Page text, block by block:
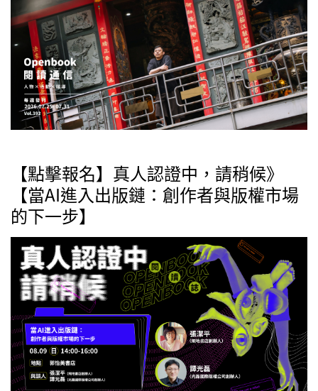
【點擊報名】真人認證中，請稍候》
【當AI進入出版鏈：創作者與版權市場
的下一步】